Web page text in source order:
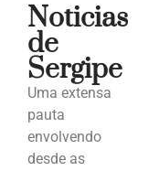
Noticias
de
Sergipe
Uma extensa
pauta
envolvendo
desde as